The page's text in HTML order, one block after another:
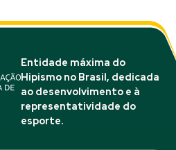
Entidade máxima do
Hipismo no Brasil, dedicada
ao desenvolvimento e à
representatividade do
esporte.